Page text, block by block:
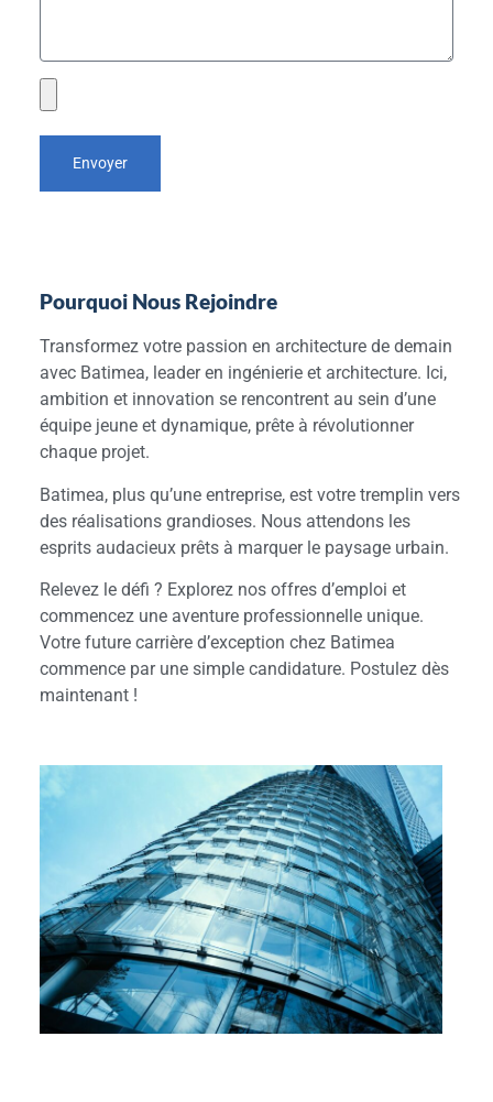
Envoyer
Pourquoi Nous Rejoindre
Transformez votre passion en architecture de demain
avec Batimea, leader en ingénierie et architecture. Ici,
ambition et innovation se rencontrent au sein d’une
équipe jeune et dynamique, prête à révolutionner
chaque projet.
Batimea, plus qu’une entreprise, est votre tremplin vers
des réalisations grandioses. Nous attendons les
esprits audacieux prêts à marquer le paysage urbain.
Relevez le défi ? Explorez nos offres d’emploi et
commencez une aventure professionnelle unique.
Votre future carrière d’exception chez Batimea
commence par une simple candidature. Postulez dès
maintenant !